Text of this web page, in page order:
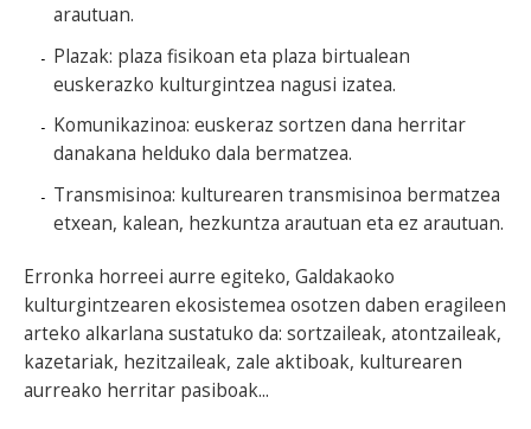
arautuan.
Plazak: plaza fisikoan eta plaza birtualean
euskerazko kulturgintzea nagusi izatea.
Komunikazinoa: euskeraz sortzen dana herritar
danakana helduko dala bermatzea.
Transmisinoa: kulturearen transmisinoa bermatzea
etxean, kalean, hezkuntza arautuan eta ez arautuan.
Erronka horreei aurre egiteko, Galdakaoko
kulturgintzearen ekosistemea osotzen daben eragileen
arteko alkarlana sustatuko da: sortzaileak, atontzaileak,
kazetariak, hezitzaileak, zale aktiboak, kulturearen
aurreako herritar pasiboak...